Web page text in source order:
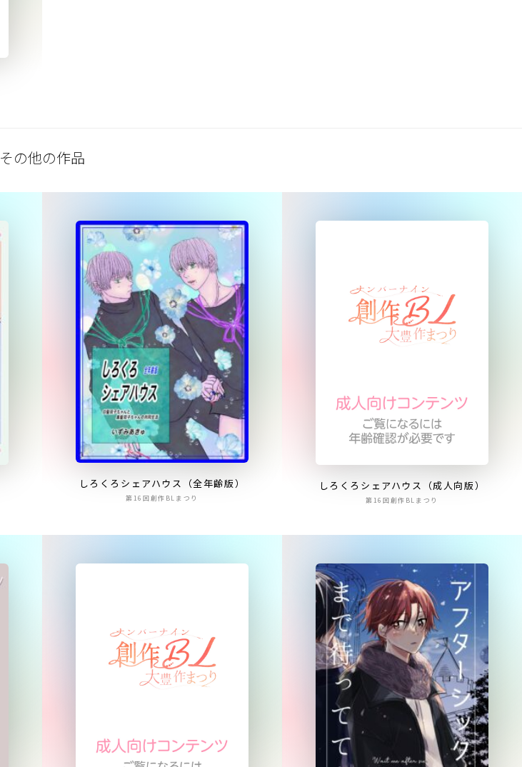
その他の作品
しろくろシェアハウス（全年齢版）
第16回創作BLまつり
しろくろシェアハウス（成人向版）
第16回創作BLまつり